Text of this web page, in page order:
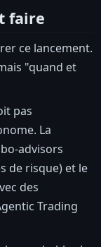
faire
ce lancement.
"quand et
pas
La
advisors
de risque) et le
des
Trading